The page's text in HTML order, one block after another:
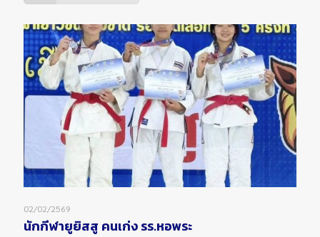
02/02/2569
นักกีฬายูยิสสู คนเก่ง รร.หอพระ